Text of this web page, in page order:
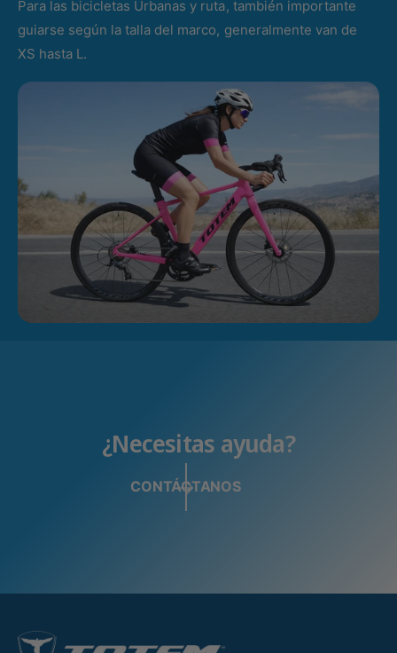
Para las bicicletas Urbanas y ruta, también importante
guiarse según la talla del marco, generalmente van de
XS hasta L.
¿Necesitas ayuda?
CONTÁCTANOS